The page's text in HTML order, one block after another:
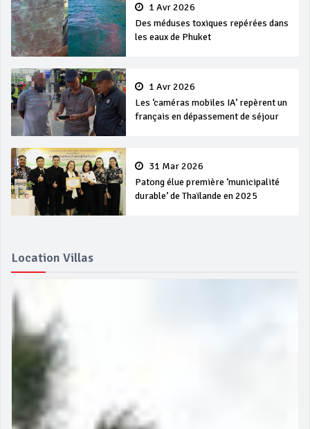
1 Avr 2026
Des méduses toxiques repérées dans
les eaux de Phuket
1 Avr 2026
Les ‘caméras mobiles IA’ repèrent un
français en dépassement de séjour
31 Mar 2026
Patong élue première ‘municipalité
durable’ de Thaïlande en 2025
Location Villas